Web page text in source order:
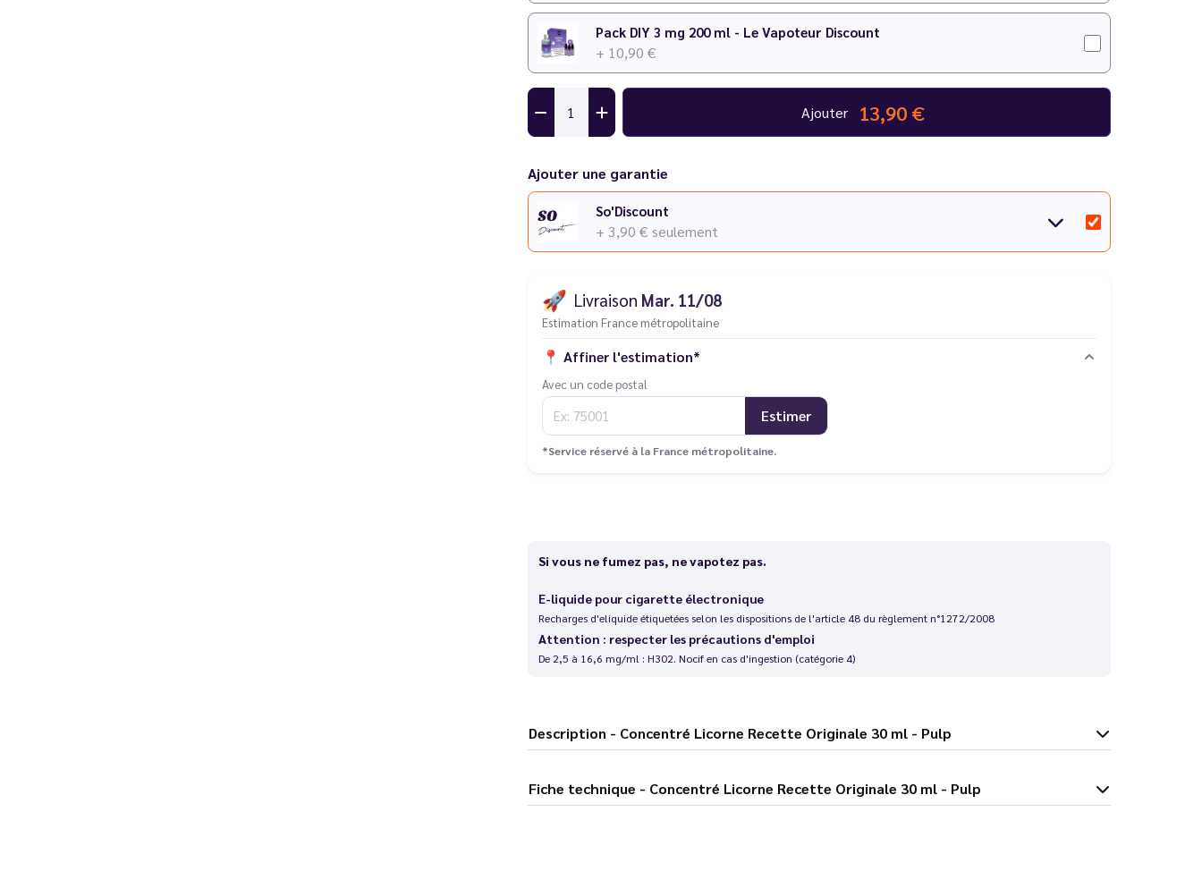
Pack DIY 3 mg 200 ml - Le Vapoteur Discount
+ 10,90 €
Ajouter 13,90 €
Ajouter une garantie
So'Discount
+ 3,90 € seulement
🚀 Livraison Mar. 11/08
Estimation France métropolitaine
📍 Affiner l'estimation*
Avec un code postal
Estimer
*Service réservé à la France métropolitaine.
Si vous ne fumez pas, ne vapotez pas.
E-liquide pour cigarette électronique
Recharges d'eliquide étiquetées selon les dispositions de l'article 48 du règlement n°1272/2008
Attention : respecter les précautions d'emploi
De 2,5 à 16,6 mg/ml : H302. Nocif en cas d'ingestion (catégorie 4)
Description - Concentré Licorne Recette Originale 30 ml - Pulp
Fiche technique - Concentré Licorne Recette Originale 30 ml - Pulp